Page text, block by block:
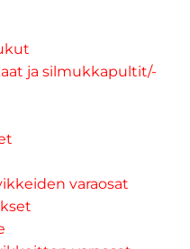
ja silmukkapultit/-
varaosat